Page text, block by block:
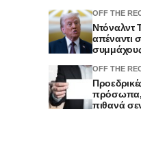
OFF THE
Ντόναλντ
απέναντι
OFF THE
πρόσωπα,
πιθανά